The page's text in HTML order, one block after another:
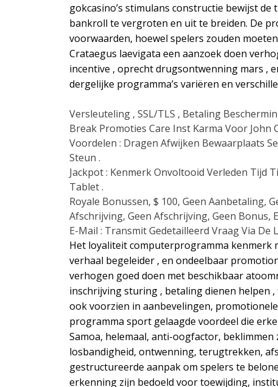
gokcasino’s stimulans constructie bewijst
bankroll te vergroten en uit te breiden. De
voorwaarden, hoewel spelers zouden
Crataegus laevigata een aanzoek doen
incentive , oprecht drugsontwenning mars ,
dergelijke programma’s variëren en
Versleuteling , SSL/TLS , Betaling
Break Promoties Care Inst Karma Voor John
Voordelen : Dragen Afwijken Bewaarplaats
Steun .
Jackpot : Kenmerk Onvoltooid Verleden Tijd
Tablet .
Royale Bonussen, $ 100, Geen Aanbetaling,
Afschrijving, Geen Afschrijving, Geen Bonus,
E-Mail : Transmit Gedetailleerd Vraag Via
Het loyaliteit computerprogramma kenmerk
verhaal begeleider , en ondeelbaar
verhogen goed doen met beschikbaar
inschrijving sturing , betaling dienen helpen
ook voorzien in aanbevelingen,
programma sport gelaagde voordeel die
Samoa, helemaal, anti-oogfactor,
losbandigheid, ontwenning, terugtrekken,
gestructureerde aanpak om spelers te
erkenning zijn bedoeld voor toewijding,